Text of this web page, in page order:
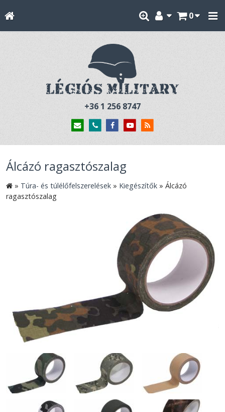
0
+36 1 256 8747
Álcázó ragasztószalag
» Túra- és túlélőfelszerelések » Kiegészítők » Álcázó
ragasztószalag